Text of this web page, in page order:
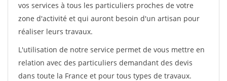
vos services à tous les particuliers proches de votre
zone d'activité et qui auront besoin d'un artisan pour
réaliser leurs travaux.
L'utilisation de notre service permet de vous mettre en
relation avec des particuliers demandant des devis
dans toute la France et pour tous types de travaux.